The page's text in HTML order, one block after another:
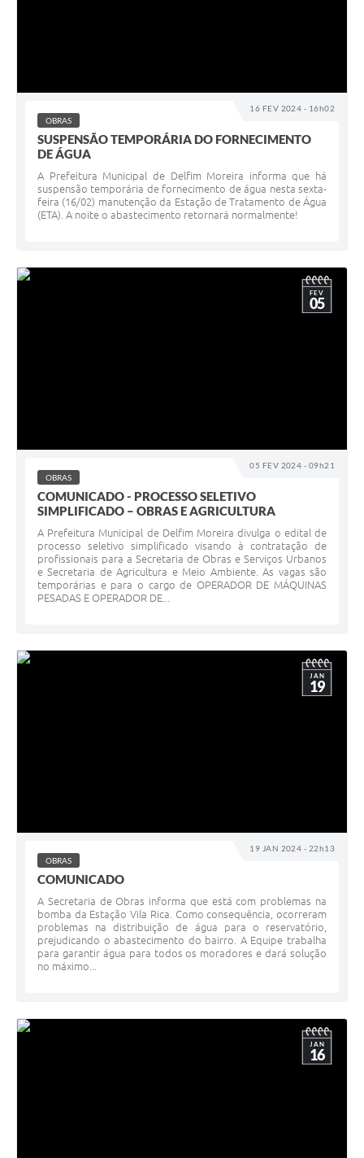
16 FEV 2024 - 16h02
OBRAS
SUSPENSÃO TEMPORÁRIA DO FORNECIMENTO
DE ÁGUA
A Prefeitura Municipal de Delfim Moreira informa que há
suspensão temporária de fornecimento de água nesta sexta-
feira (16/02) manutenção da Estação de Tratamento de Água
(ETA). A noite o abastecimento retornará normalmente!
05 FEV 2024 - 09h21
FEV
05
OBRAS
COMUNICADO - PROCESSO SELETIVO
SIMPLIFICADO – OBRAS E AGRICULTURA
A Prefeitura Municipal de Delfim Moreira divulga o edital de
processo seletivo simplificado visando à contratação de
profissionais para a Secretaria de Obras e Serviços Urbanos
e Secretaria de Agricultura e Meio Ambiente. As vagas são
temporárias e para o cargo de OPERADOR DE MÁQUINAS
PESADAS E OPERADOR DE...
19 JAN 2024 - 22h13
JAN
19
OBRAS
COMUNICADO
A Secretaria de Obras informa que está com problemas na
bomba da Estação Vila Rica. Como consequência, ocorreram
problemas na distribuição de água para o reservatório,
prejudicando o abastecimento do bairro. A Equipe trabalha
para garantir água para todos os moradores e dará solução
no máximo...
JAN
16